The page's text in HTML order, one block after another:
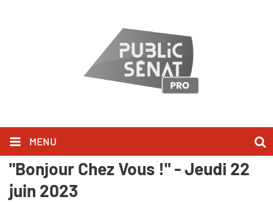
MENU
Hervé Marseille l'a dit dans
"Bonjour Chez Vous !" - Jeudi 22
juin 2023